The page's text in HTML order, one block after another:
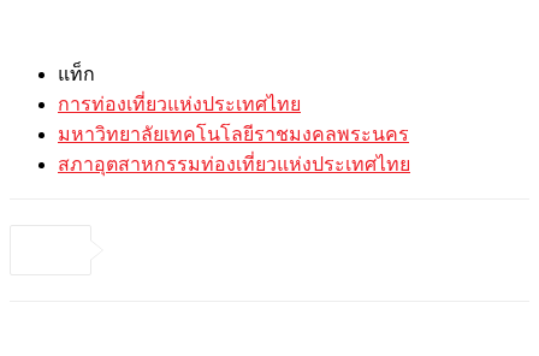
แท็ก
การท่องเที่ยวแห่งประเทศไทย
มหาวิทยาลัยเทคโนโลยีราชมงคลพระนคร
สภาอุตสาหกรรมท่องเที่ยวแห่งประเทศไทย